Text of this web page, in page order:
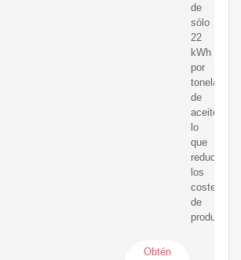
de
sólo
22
kWh
por
tonelada
de
aceite,
lo
que
reduce
los
costes
de
Obtén